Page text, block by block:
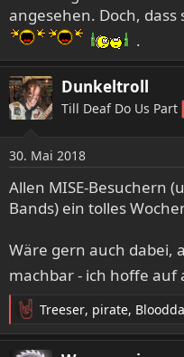
angesehen. Doch,
.
Dunkeltroll
Till Deaf Do Us Part
30. Mai 2018
Allen MISE-Besuchern
Bands) ein tolles
Wäre gern auch dabei,
machbar - ich hoffe
R
e
a
Treeser, pirate,